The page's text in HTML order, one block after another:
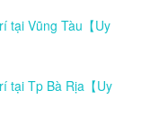
tại Vũng Tàu【Uy
tại Tp Bà Rịa【Uy